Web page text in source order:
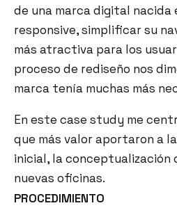
de una marca digital nacida
responsive, simplificar su
más atractiva para los
proceso de rediseño nos
marca tenía muchas más
En este case study me
que más valor aportaron a
inicial, la conceptualización
nuevas oficinas.
PROCEDIMIENTO